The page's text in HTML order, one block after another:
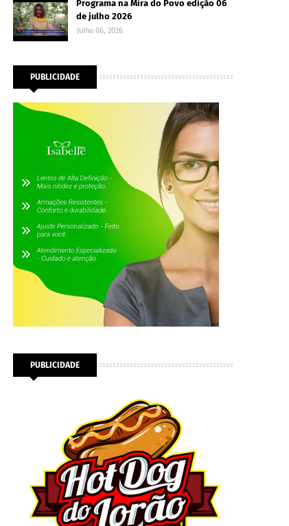
Programa na Mira do Povo edição 06
de julho 2026
Julho 06, 2026
PUBLICIDADE
PUBLICIDADE